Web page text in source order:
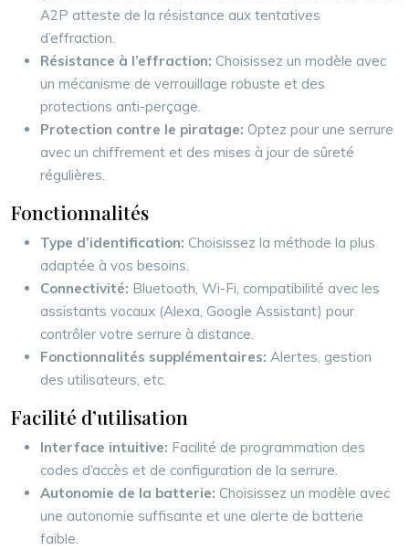
A2P atteste de la résistance aux tentatives
d’effraction.
Résistance à l’effraction: Choisissez un modèle avec
un mécanisme de verrouillage robuste et des
protections anti-perçage.
Protection contre le piratage: Optez pour une serrure
avec un chiffrement et des mises à jour de sûreté
régulières.
Fonctionnalités
Type d’identification: Choisissez la méthode la plus
adaptée à vos besoins.
Connectivité: Bluetooth, Wi-Fi, compatibilité avec les
assistants vocaux (Alexa, Google Assistant) pour
contrôler votre serrure à distance.
Fonctionnalités supplémentaires: Alertes, gestion
des utilisateurs, etc.
Facilité d’utilisation
Interface intuitive: Facilité de programmation des
codes d’accès et de configuration de la serrure.
Autonomie de la batterie: Choisissez un modèle avec
une autonomie suffisante et une alerte de batterie
faible.